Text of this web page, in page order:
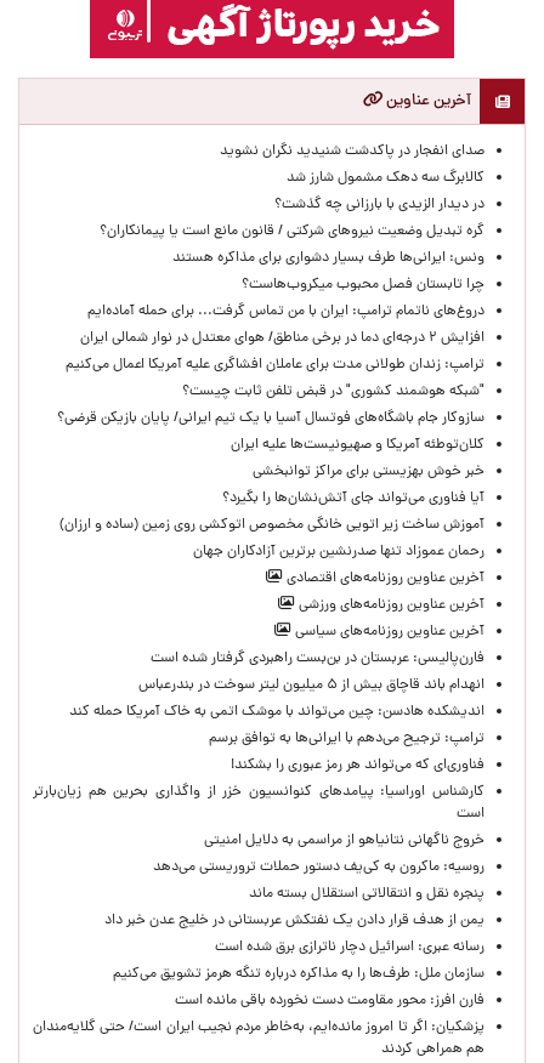
آخرین عناوین
صدای انفجار در پاکدشت شنیدید نگران نشوید
کالابرگ سه دهک مشمول شارز شد
در دیدار الزیدی با بارزانی چه گذشت؟
گره تبدیل وضعیت نیروهای شرکتی / قانون مانع است یا پیمانکاران؟
ونس: ایرانی‌ها طرف بسیار دشواری برای مذاکره هستند
چرا تابستان فصل محبوب میکروب‌هاست؟
دروغ‌های ناتمام ترامپ: ایران با من تماس گرفت... برای حمله آماده‌ایم
افزایش ۲ درجه‌ای دما در برخی مناطق/ هوای معتدل در نوار شمالی ایران
ترامپ: زندان طولانی مدت برای عاملان افشاگری‌ علیه آمریکا اعمال می‌کنیم
"شبکه هوشمند کشوری" در قبض تلفن ثابت چیست؟
سازوکار جام باشگاه‌های فوتسال آسیا با یک تیم ایرانی/ پایان بازیکن قرضی؟
کلان‌توطئه آمریکا و صهیونیست‌ها علیه ایران
خبر خوش بهزیستی برای مراکز توانبخشی
آیا فناوری می‌تواند جای آتش‌نشان‌ها را بگیرد؟
آموزش ساخت زیر اتویی خانگی مخصوص اتوکشی روی زمین (ساده و ارزان)
رحمان عموزاد تنها صدرنشین برترین آزادکاران جهان
آخرین عناوین روزنامه‌های اقتصادی
آخرین عناوین روزنامه‌های ورزشی
آخرین عناوین روزنامه‌های سیاسی
فارن‌پالیسی: عربستان در بن‌بست راهبردی گرفتار شده است
انهدام باند قاچاق بیش از ۵ میلیون لیتر سوخت در بندرعباس
اندیشکده هادسن: چین می‌تواند با موشک اتمی به خاک آمریکا حمله کند
ترامپ: ترجیح می‌دهم با ایرانی‌‌ها به توافق برسم
فناوری‌ای که می‌تواند هر رمز عبوری را بشکند!
کارشناس اوراسیا: پیامدهای کنوانسیون خزر از واگذاری بحرین هم زیان‌بارتر
است
خروج ناگهانی نتانیاهو از مراسمی به دلایل امنیتی
روسیه: ماکرون به کی‌یف دستور حملات تروریستی می‌دهد
پنجره‌ نقل و انتقالاتی استقلال بسته ماند
یمن از هدف قرار دادن یک نفتکش عربستانی در خلیج عدن خبر داد
رسانه عبری: اسرائیل دچار ناترازی برق شده است
سازمان ملل: طرف‌ها را به مذاکره درباره تنگه هرمز تشویق می‌کنیم
فارن افرز: محور مقاومت دست نخورده باقی مانده است
پزشکیان: اگر تا امروز مانده‌ایم، به‌خاطر مردم نجیب ایران است/ حتی گلایه‌مندان
هم همراهی کردند